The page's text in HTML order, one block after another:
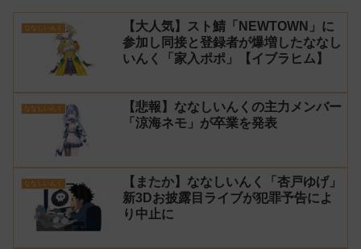
ななしいんく
【大人気】スト鯖「NEWTOWN」に
参加し同接と登録者が爆増したななし
いんく「家入ポポ」【イブラヒム】
ななしいんく
【悲報】ななしいんくの主力メンバー
「涼海ネモ」が卒業を発表
ななしいんく
【またか】ななしいんく「杏戸ゆげ」
新3Dお披露目ライブが犯罪予告によ
り中止に